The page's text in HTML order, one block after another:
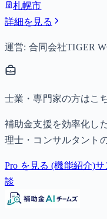
札幌市
詳細を見る
運営: 合同会社TIGER
士業・専門家の方はこ
補助金支援を効率化し
理士・コンサルタント
Pro を見る (機能紹介)サ
談